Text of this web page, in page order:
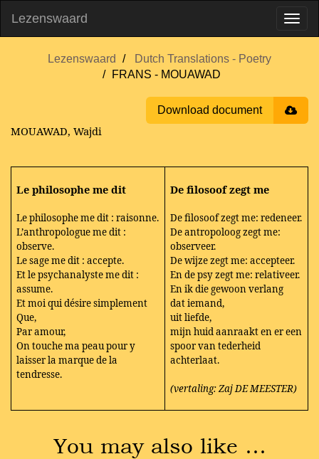
Lezenswaard
Lezenswaard
Dutch Translations - Poetry
FRANS - MOUAWAD
Download document
MOUAWAD, Wajdi
Le philosophe me dit
Le philosophe me dit : raisonne.
L’anthropologue me dit :
observe.
Le sage me dit : accepte.
Et le psychanalyste me dit :
assume.
Et moi qui désire simplement
Que,
Par amour,
On touche ma peau pour y
laisser la marque de la
tendresse.
De filosoof zegt me
De filosoof zegt me: redeneer.
De antropoloog zegt me:
observeer.
De wijze zegt me: accepteer.
En de psy zegt me: relativeer.
En ik die gewoon verlang
dat iemand,
uit liefde,
mijn huid aanraakt en er een
spoor van tederheid
achterlaat.
(vertaling: Zaj DE MEESTER)
You may also like …